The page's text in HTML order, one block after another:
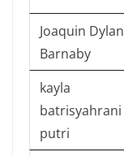
Joaquin Dylan
Barnaby
kayla
batrisyahrani
putri